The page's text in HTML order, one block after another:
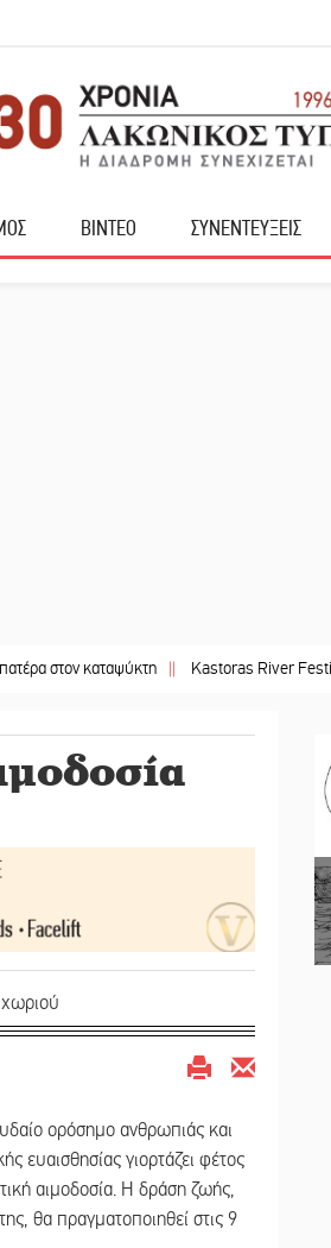
ΒΙΝΤΕΟ ΣΥΝΕΝΤΕΥΞΕΙΣ
καταψύκτη || Kastoras River Festival 2026: Ένα
ορόσημο ανθρωπιάς και
ευαισθησίας γιορτάζει φέτος
αιμοδοσία. Η δράση ζωής,
θα πραγματοποιηθεί στις 9